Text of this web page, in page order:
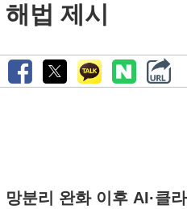
해법 제시
망분리 완화 이후 AI·클